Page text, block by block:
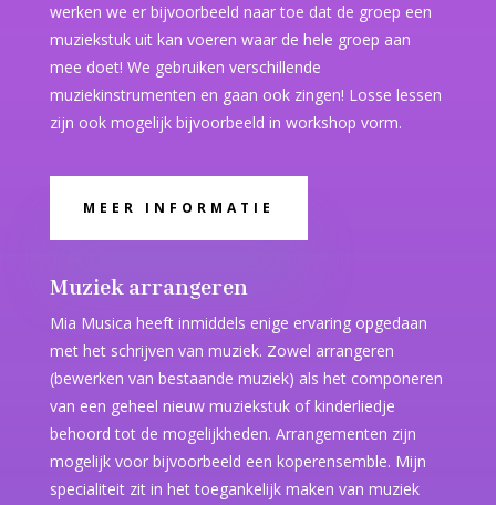
werken we er bijvoorbeeld naar toe dat de groep een
muziekstuk uit kan voeren waar de hele groep aan
mee doet! We gebruiken verschillende
muziekinstrumenten en gaan ook zingen! Losse lessen
zijn ook mogelijk bijvoorbeeld in workshop vorm.
MEER INFORMATIE
Muziek arrangeren
Mia Musica heeft inmiddels enige ervaring opgedaan
met het schrijven van muziek. Zowel arrangeren
(bewerken van bestaande muziek) als het componeren
van een geheel nieuw muziekstuk of kinderliedje
behoord tot de mogelijkheden. Arrangementen zijn
mogelijk voor bijvoorbeeld een koperensemble. Mijn
specialiteit zit in het toegankelijk maken van muziek